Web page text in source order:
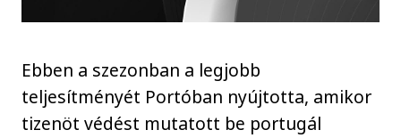
Ebben a szezonban a legjobb
teljesítményét Portóban nyújtotta, amikor
tizenöt védést mutatott be portugál